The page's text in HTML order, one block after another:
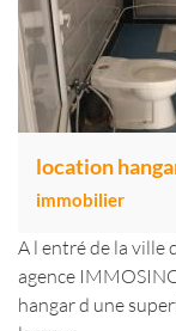
location
immobilier
A l entré de la ville
agence
hangar d une